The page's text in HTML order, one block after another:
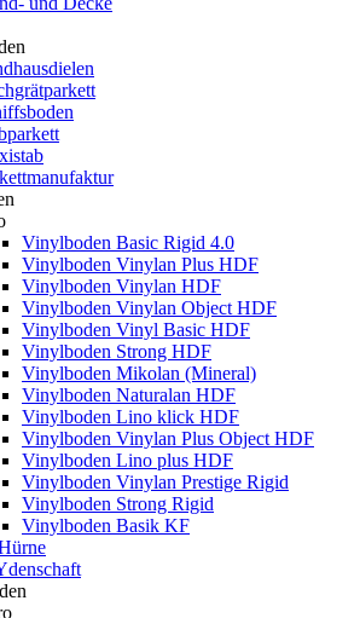
Vinylboden Basic Rigid 4.0
Vinylboden Vinylan Plus HDF
Vinylboden Vinylan HDF
Vinylboden Vinylan Object HDF
Vinylboden Vinyl Basic HDF
Vinylboden Strong HDF
Vinylboden Mikolan (Mineral)
Vinylboden Naturalan HDF
Vinylboden Lino klick HDF
Vinylboden Vinylan Plus Object HDF
Vinylboden Lino plus HDF
Vinylboden Vinylan Prestige Rigid
Vinylboden Strong Rigid
Vinylboden Basik KF